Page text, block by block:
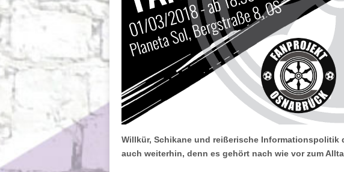
Willkür, Schikane und reißerische Informationspolitik
auch weiterhin, denn es gehört nach wie vor zum